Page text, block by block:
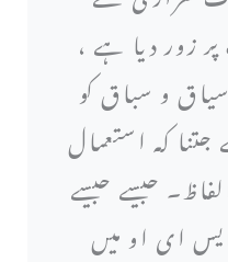
زور دیا ہے ،
و سباق کو
کہ استعمال
جیسے جیسے
ای او میں